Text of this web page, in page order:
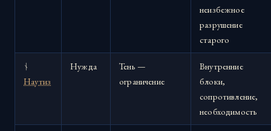
неизбежное
разрушение
старого
ᚾ
Наутиз
Нужда
Тень —
ограничение
Внутренние
блоки,
сопротивление,
необходимость